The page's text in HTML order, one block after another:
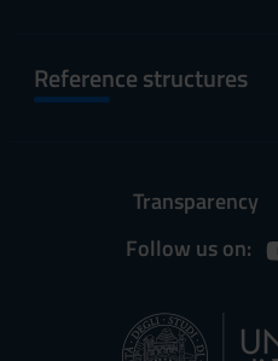
Reference structures
Transparency
Follow us on: